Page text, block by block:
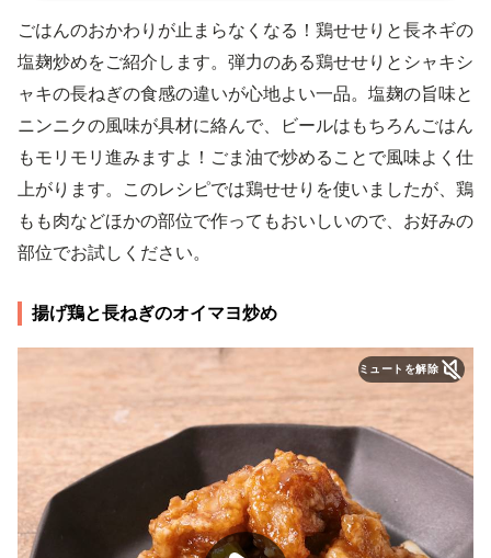
ごはんのおかわりが止まらなくなる！鶏せせりと長ネギの
塩麹炒めをご紹介します。弾力のある鶏せせりとシャキシ
ャキの長ねぎの食感の違いが心地よい一品。塩麹の旨味と
ニンニクの風味が具材に絡んで、ビールはもちろんごはん
もモリモリ進みますよ！ごま油で炒めることで風味よく仕
上がります。このレシピでは鶏せせりを使いましたが、鶏
もも肉などほかの部位で作ってもおいしいので、お好みの
部位でお試しください。
揚げ鶏と長ねぎのオイマヨ炒め
ミュートを解除